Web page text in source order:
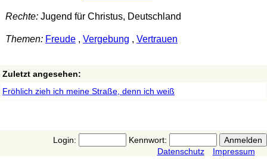
Rechte:Jugend für Christus, Deutschland
Themen: Freude, Vergebung , Vertrauen
Zuletzt angesehen:
Fröhlich zieh ich meine Straße, denn ich weiß
Login:
Kennwort:
Datenschutz
Impressum